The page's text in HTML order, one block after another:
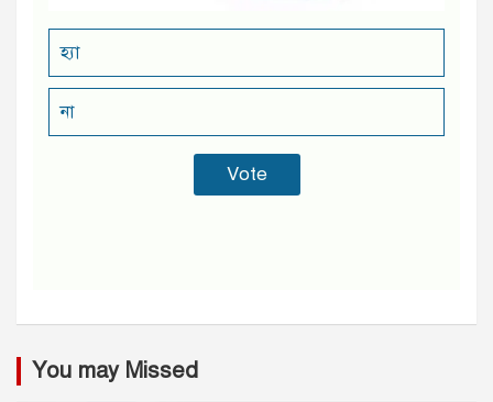
হ্যা
না
You may Missed